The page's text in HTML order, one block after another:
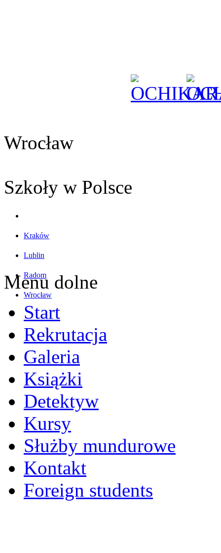
Wrocław
Szkoły w Polsce
Kraków
Lublin
Radom
Wrocław
Menu dolne
Start
Rekrutacja
Galeria
Książki
Detektyw
Kursy
Służby mundurowe
Kontakt
Foreign students